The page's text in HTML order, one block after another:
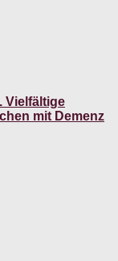
Vielfältige
mit Demenz